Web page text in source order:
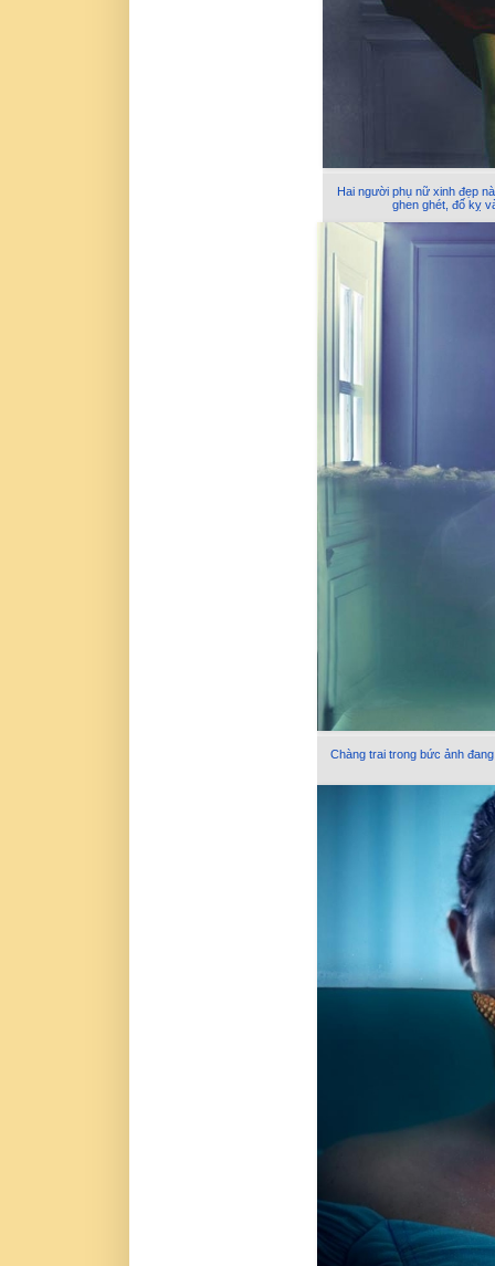
Hai người phụ nữ xinh đẹp
ghen ghét, đố kỵ
Chàng trai trong bức ảnh